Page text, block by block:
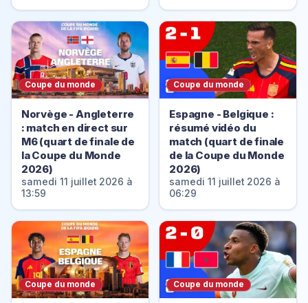
Coupe du monde
Norvège - Angleterre
: match en direct sur
M6 (quart de finale de
la Coupe du Monde
2026)
samedi 11 juillet 2026 à
13:59
Coupe du monde
Espagne - Belgique :
résumé vidéo du
match (quart de finale
de la Coupe du Monde
2026)
samedi 11 juillet 2026 à
06:29
Coupe du monde Coupe du monde